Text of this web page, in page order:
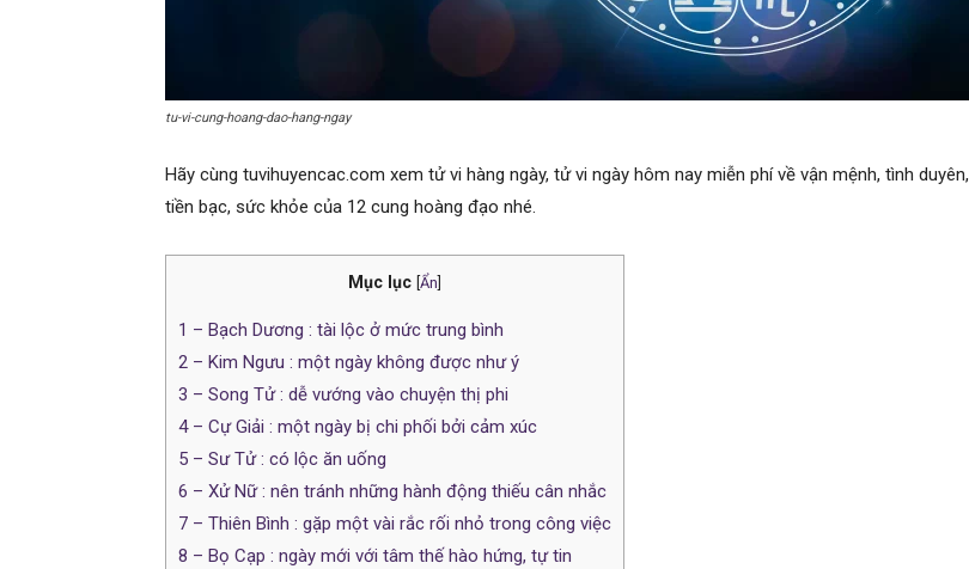
tu-vi-cung-hoang-dao-hang-ngay
Hãy cùng tuvihuyencac.com xem tử vi hàng ngày, tử vi ngày hôm nay miễn phí về vận mệnh, tình duyên,
tiền bạc, sức khỏe của 12 cung hoàng đạo nhé.
Mục lục Ẩn
1 – Bạch Dương : tài lộc ở mức trung bình
2 – Kim Ngưu : một ngày không được như ý
3 – Song Tử : dễ vướng vào chuyện thị phi
4– Cự Giải : một ngày bị chi phối bởi cảm xúc
5 – Sư Tử : có lộc ăn uống
6 – Xử Nữ : nên tránh những hành động thiếu cân nhắc
7 – Thiên Bình : gặp một vài rắc rối nhỏ trong công việc
8 – Bọ Cạp : ngày mới với tâm thế hào hứng, tự tin